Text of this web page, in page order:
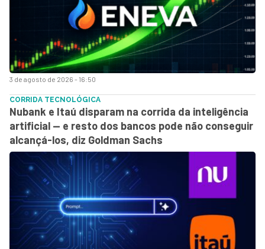
3 de agosto de 2026 - 16:50
CORRIDA TECNOLÓGICA
Nubank e Itaú disparam na corrida da inteligência
artificial — e resto dos bancos pode não conseguir
alcançá-los, diz Goldman Sachs